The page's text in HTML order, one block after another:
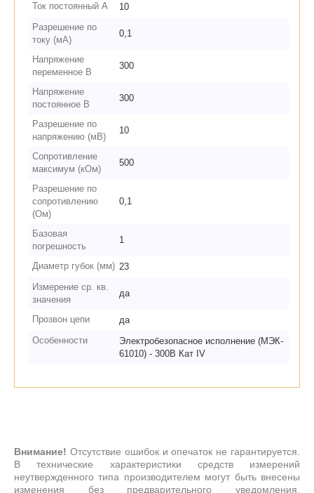
Ток постоянный А
10
Разрешение по
току (мА)
0,1
Напряжение
переменное В
300
Напряжение
постоянное В
300
Разрешение по
напряжению (мВ)
10
Сопротивление
максимум (кОм)
500
Разрешение по
сопротивлению
(Ом)
0,1
Базовая
погрешность
1
Диаметр губок (мм) 23
Измерение ср. кв.
значения
да
Прозвон цепи
да
Особенности
Электробезопасное исполнение (МЭК-
61010) - 300В Кат IV
Внимание! Отсутствие ошибок и опечаток не гарантируется.
В технические характеристики средств измерений
неутвержденного типа производителем могут быть внесены
изменения без предварительного уведомления.